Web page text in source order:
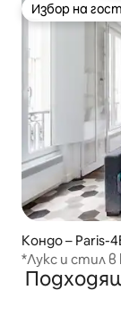
Избор на
Избор на
Кондо – Paris-
*Лукс и стил в
пералня,